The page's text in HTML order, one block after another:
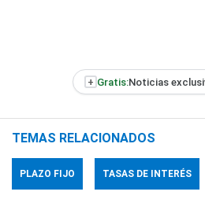
+ Gratis:Noticias
TEMAS RELACIONADOS
PLAZO FIJO TASAS DE INTERÉS